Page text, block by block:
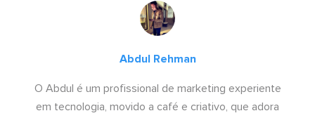
Abdul Rehman
O Abdul é um profissional de marketing experiente
em tecnologia, movido a café e criativo, que adora